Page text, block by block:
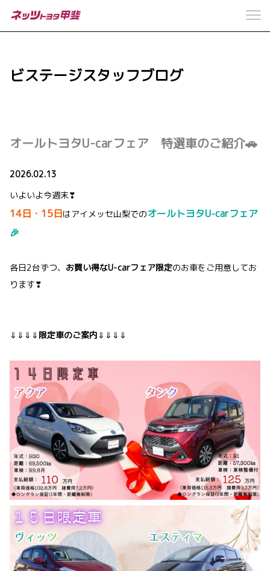
ビステージスタッフブログ
オールトヨタU-carフェア 特選車のご紹介🚗
2026.02.13
いよいよ今週末❣
14日・15日はアイメッセ山梨でのオールトヨタU-carフェア
🎉
各日2台ずつ、 お買い得なU-carフェア限定のお車をご用意してお
ります❣
⇓⇓⇓⇓ 限定車のご案内 ⇓⇓⇓⇓